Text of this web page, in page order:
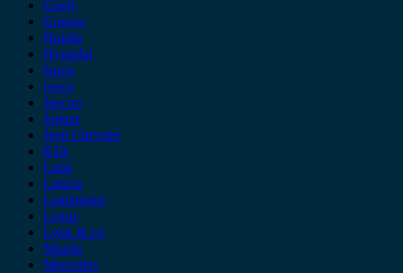
Geely
Gonow
Honda
Hyundai
Isuzu
iveco
Jaecoo
Jaguar
Jeep Chrysler
KIA
Lada
Lancia
Leapmotor
Lexus
Lynk & co
Mazda
Mercedes